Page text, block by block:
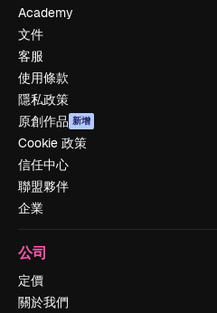
Academy
文件
客服
使用條款
隱私政策
原創作品 新增
Cookie 政策
信任中心
聯盟夥伴
企業
公司
定價
關於我們